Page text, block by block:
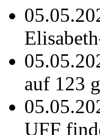
auf 123
UFF